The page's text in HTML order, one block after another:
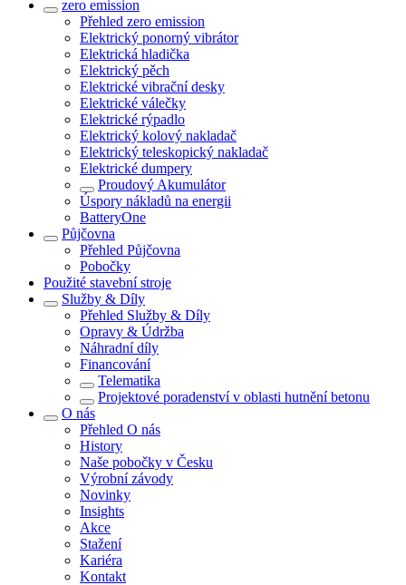
zero emission
Přehled zero emission
Elektrický ponorný vibrátor
Elektrická hladička
Elektrický pěch
Elektrické vibrační desky
Elektrické válečky
Elektrické rýpadlo
Elektrický kolový nakladač
Elektrický teleskopický nakladač
Elektrické dumpery
Proudový Akumulátor
Úspory nákladů na energii
BatteryOne
Půjčovna
Přehled Půjčovna
Pobočky
Použité stavební stroje
Služby & Díly
Přehled Služby & Díly
Opravy & Údržba
Náhradní díly
Financování
Telematika
Projektové poradenství v oblasti hutnění betonu
O nás
Přehled O nás
History
Naše pobočky v Česku
Výrobní závody
Novinky
Insights
Akce
Stažení
Kariéra
Kontakt